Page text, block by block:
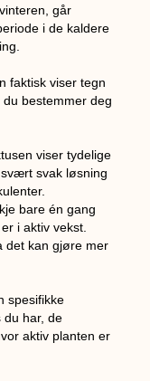
går
i de kaldere
faktisk viser tegn
bestemmer deg
viser tydelige
svak løsning
bare én gang
i aktiv vekst.
det kan gjøre mer
spesifikke
du har, de
aktiv planten er